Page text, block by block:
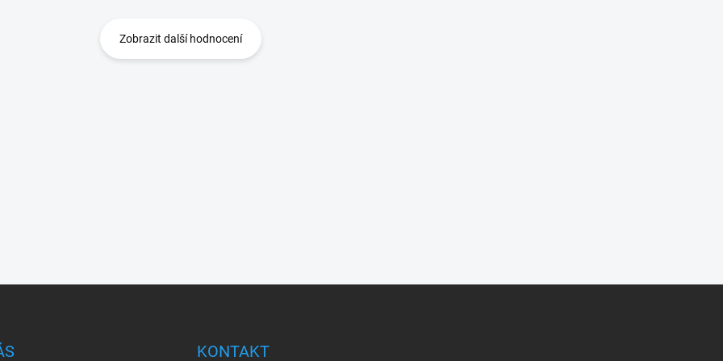
Zobrazit další hodnocení
KONTAKT